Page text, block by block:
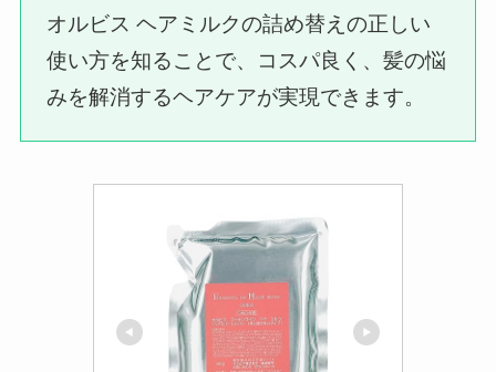
オルビス ヘアミルクの詰め替えの正しい
使い方を知ることで、コスパ良く、髪の悩
みを解消するヘアケアが実現できます。